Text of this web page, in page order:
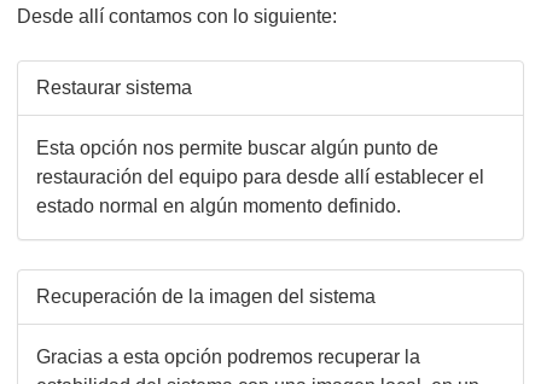
Desde allí contamos con lo siguiente:
Restaurar sistema
Esta opción nos permite buscar algún punto de
restauración del equipo para desde allí establecer el
estado normal en algún momento definido.
Recuperación de la imagen del sistema
Gracias a esta opción podremos recuperar la